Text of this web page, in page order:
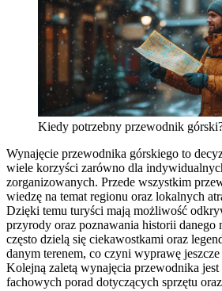
Kiedy potrzebny przewodnik
Wynajęcie przewodnika górskiego to
wiele korzyści zarówno dla
zorganizowanych. Przede wszystkim
wiedzę na temat regionu oraz lokalnych
Dzięki temu turyści mają możliwość
przyrody oraz poznawania historii danego
często dzielą się ciekawostkami oraz
danym terenem, co czyni wyprawę
Kolejną zaletą wynajęcia przewodnika
fachowych porad dotyczących sprzętu